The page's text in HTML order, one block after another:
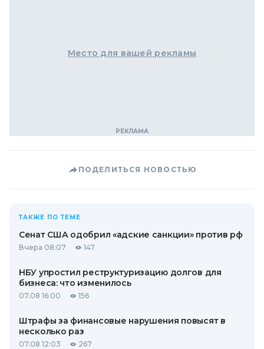
Место для вашей рекламы
ПОДЕЛИТЬСЯ НОВОСТЬЮ
ТАКЖЕ ПО ТЕМЕ
Сенат США одобрил «адские санкции» против рф
Вчера 08:07 147
НБУ упростил реструктуризацию долгов для
бизнеса: что изменилось
07.08 16:00 156
Штрафы за финансовые нарушения повысят в
несколько раз
07.08 12:03 267